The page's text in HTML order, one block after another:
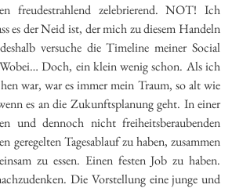
freudestrahlend zelebrierend. NOT! Ich
es der Neid ist, der mich zu diesem Handeln
versuche die Timeline meiner Social
Doch, ein klein wenig schon. Als ich
war, war es immer mein Traum, so alt wie
es an die Zukunftsplanung geht. In einer
und dennoch nicht freiheitsberaubenden
geregelten Tagesablauf zu haben, zusammen
zu essen. Einen festen Job zu haben.
Die Vorstellung eine junge und